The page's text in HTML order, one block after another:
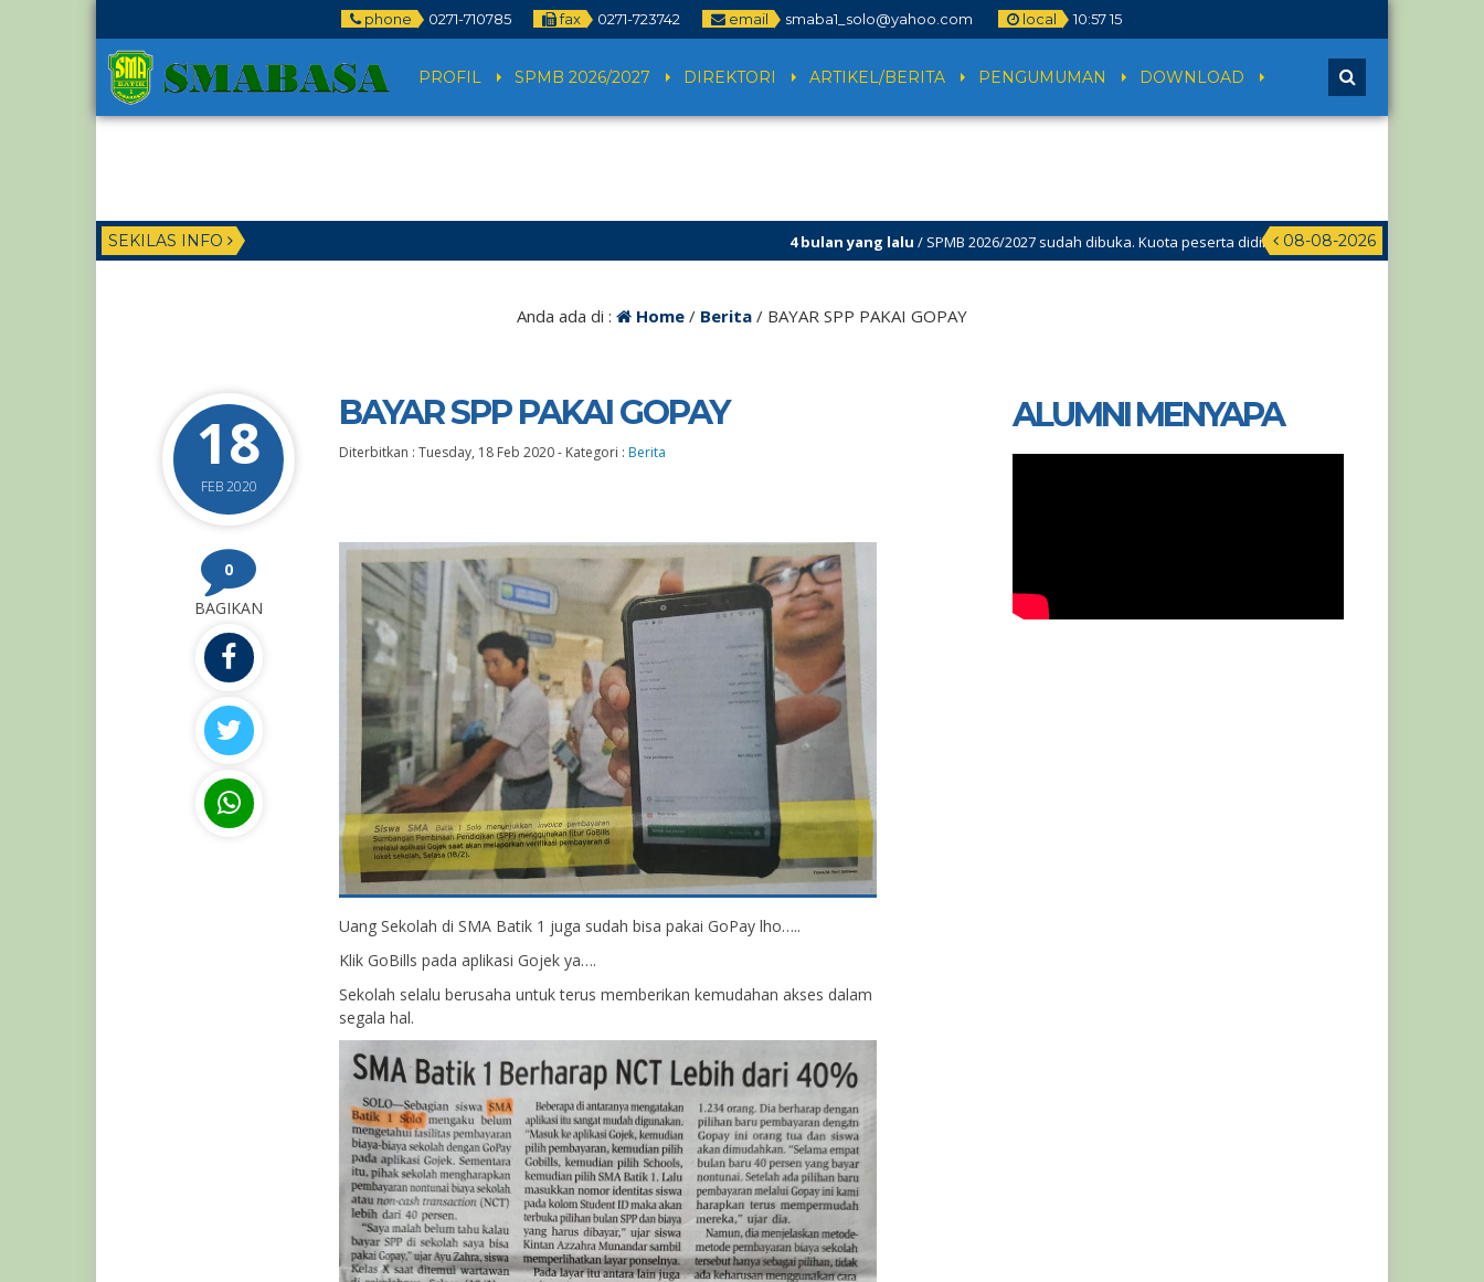
phone 0271-710785 fax 0271-723742 email smaba1_solo@yahoo.com local 10:5716
PROFIL SPMB 2026/2027 DIREKTORI ARTIKEL/BERITA PENGUMUMAN DOWNLOAD
SEKILAS INFO 08-08-2026
4 bulan yang lalu/ SPMB 2026/2027 sudah dibuka. Kuota peserta didik hampir penuh. Silakan segera mendaftar
Anda ada di : Home / Berita / BAYAR SPP PAKAI GOPAY
18
FEB 2020
BAYAR SPP PAKAI GOPAY
Diterbitkan : Tuesday, 18 Feb 2020- Kategori : Berita
0
BAGIKAN
Uang Sekolah di SMA Batik 1 juga sudah bisa pakai GoPay lho…..
Klik GoBills pada aplikasi Gojek ya….
Sekolah selalu berusaha untuk terus memberikan kemudahan akses dalam
segala hal.
ALUMNI MENYAPA